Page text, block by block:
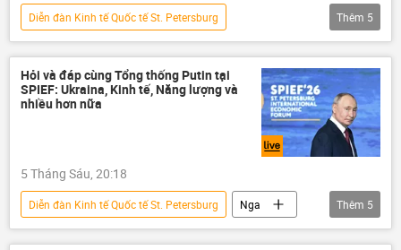
Diễn đàn Kinh tế Quốc tế St. Petersburg
Multimedia
SPIEF 2026
Video
Thế giới
Nga Sputnik
Thêm 5
Hỏi và đáp cùng Tổng thống Putin tại
SPIEF: Ukraina, Kinh tế, Năng lượng và
nhiều hơn nữa
5 Tháng Sáu, 20:18
Diễn đàn Kinh tế Quốc tế St. Petersburg
Nga
SPIEF 2026
Thế giới
Chính trị
Thêm 5